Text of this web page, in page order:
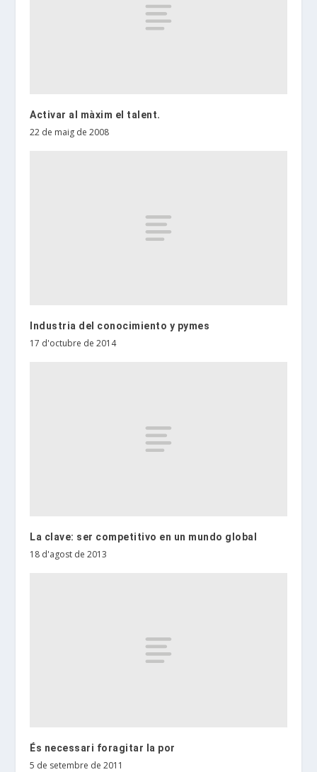
Activar al màxim el talent.
22 de maig de 2008
Industria del conocimiento y pymes
17 d'octubre de 2014
La clave: ser competitivo en un mundo global
18 d'agost de 2013
És necessari foragitar la por
5 de setembre de 2011